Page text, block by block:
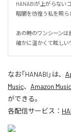
HANABIが上がらない
暗闇を彷徨う私を照ら
あの時のワンシーンは
確かに温かくて眩しい
なお「HANABI 」は、
Music、 Amazon
ができる。
各配信サービス：